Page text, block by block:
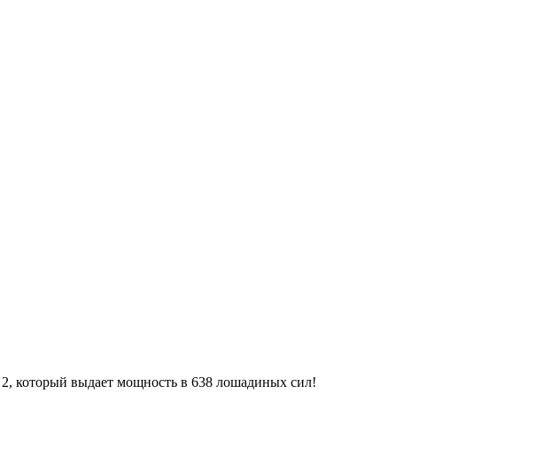
который выдает мощность в 638 лошадиных сил!